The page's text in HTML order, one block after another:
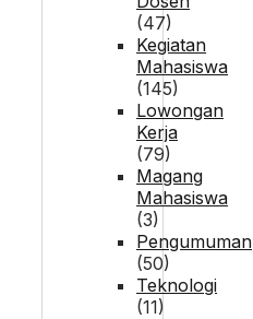
(47)
Kegiatan
Mahasiswa
(145)
Lowongan
Kerja
(79)
Magang
Mahasiswa
(3)
Pengumuman
(50)
Teknologi
(11)